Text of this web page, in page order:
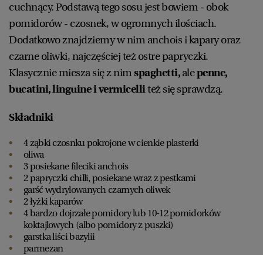
cuchnący. Podstawą tego sosu jest bowiem - obok
pomidorów - czosnek, w ogromnych ilościach.
Dodatkowo znajdziemy w nim anchois i kapary oraz
czarne oliwki, najczęściej też ostre papryczki.
Klasycznie miesza się z nimspaghetti,alepenne,
bucatini, linguine i vermicelliteż się sprawdzą.
Składniki
4 ząbki czosnku pokrojone w cienkie plasterki
oliwa
3 posiekane fileciki anchois
2 papryczki chilli, posiekane wraz z pestkami
garść wydrylowanych czarnych oliwek
2 łyżki kaparów
4 bardzo dojrzałe pomidory lub 10-12 pomidorków
koktajlowych (albo pomidory z puszki)
garstka liści bazylii
parmezan